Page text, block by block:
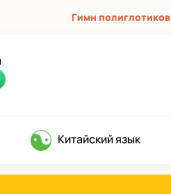
Гимн полиглотиков
Китайский язык